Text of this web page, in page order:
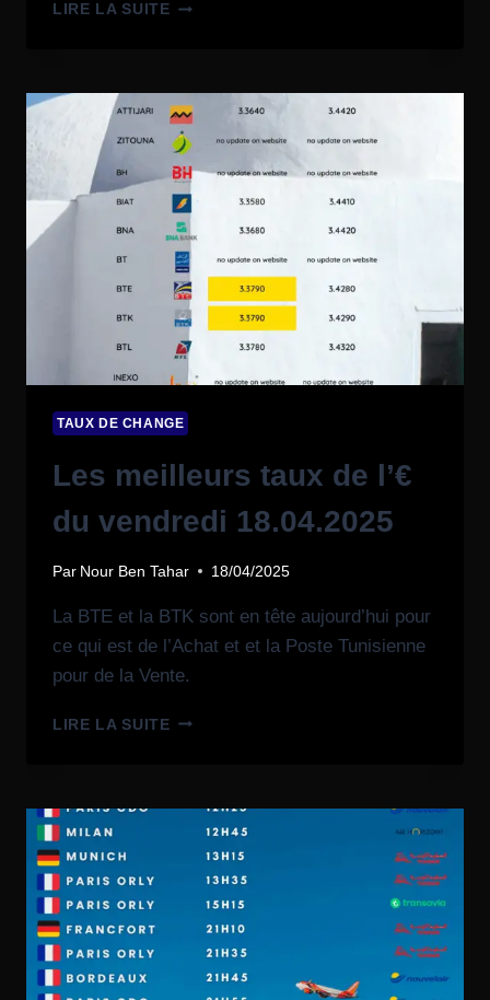
LIRE LA SUITE
TAUX DE CHANGE
Les meilleurs taux de l’€
du vendredi 18.04.2025
Par Nour Ben Tahar 18/04/2025
La BTE et la BTK sont en tête aujourd’hui pour
ce qui est de l’Achat et et la Poste Tunisienne
pour de la Vente.
LIRE LA SUITE